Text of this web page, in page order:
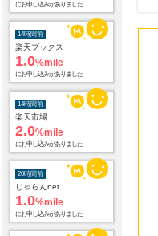
楽天ブックス
1.0%mile
にお申し込みがありました
楽天市場
2.0%mile
にお申し込みがありました
じゃらんnet
1.0%mile
にお申し込みがありました